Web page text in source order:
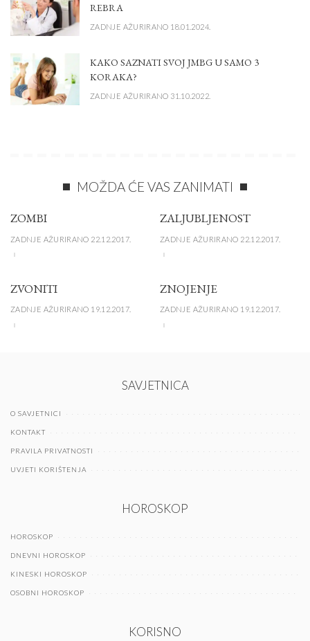
REBRA
ZADNJE AŽURIRANO 18.01.2024.
KAKO SAZNATI SVOJ JMBG U SAMO 3
KORAKA?
ZADNJE AŽURIRANO 31.10.2022.
MOŽDA ĆE VAS ZANIMATI
ZOMBI
ZADNJE AŽURIRANO 22.12.2017.
ZALJUBLJENOST
ZADNJE AŽURIRANO 22.12.2017.
ZVONITI
ZADNJE AŽURIRANO 19.12.2017.
ZNOJENJE
ZADNJE AŽURIRANO 19.12.2017.
SAVJETNICA
O SAVJETNICI
KONTAKT
PRAVILA PRIVATNOSTI
UVJETI KORIŠTENJA
HOROSKOP
HOROSKOP
DNEVNI HOROSKOP
KINESKI HOROSKOP
OSOBNI HOROSKOP
KORISNO